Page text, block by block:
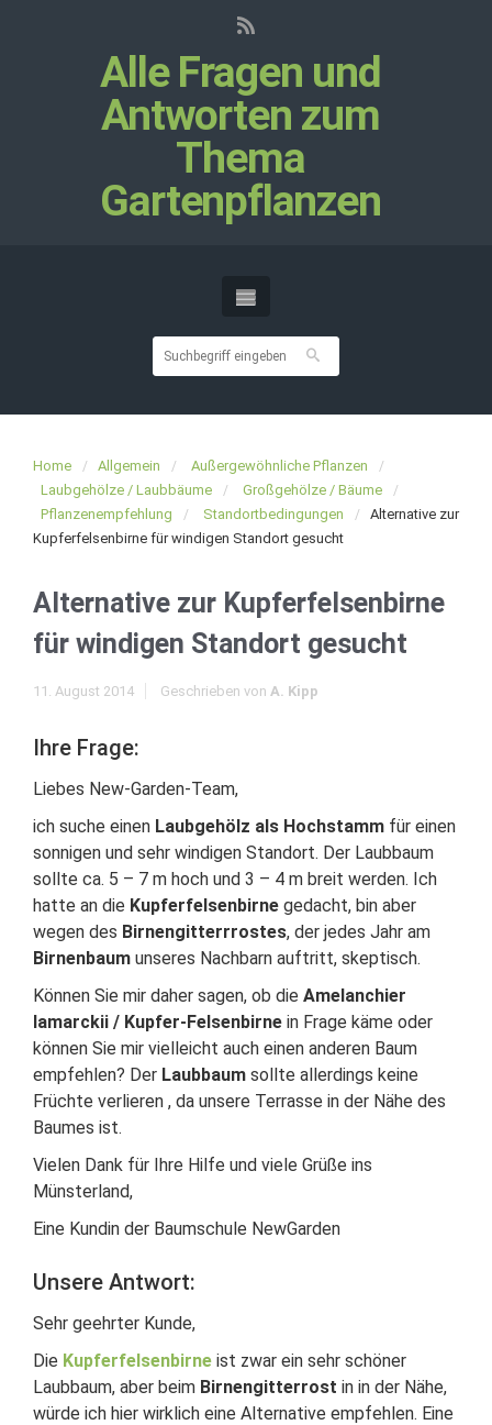
Alle Fragen und
Antworten zum
Thema
Gartenpflanzen
Home Allgemein
Außergewöhnliche Pflanzen
Laubgehölze / Laubbäume
Großgehölze / Bäume
Pflanzenempfehlung
Standortbedingungen
Alternative zur
Kupferfelsenbirne für windigen Standort gesucht
Alternative zur Kupferfelsenbirne
für windigen Standort gesucht
11. August 2014 Geschrieben von A. Kipp
Ihre Frage:
Liebes New-Garden-Team,
ich suche einen Laubgehölz als Hochstamm für einen
sonnigen und sehr windigen Standort. Der Laubbaum
sollte ca. 5 – 7 m hoch und 3 – 4 m breit werden. Ich
hatte an die Kupferfelsenbirne gedacht, bin aber
wegen des Birnengitterrrostes, der jedes Jahr am
Birnenbaum unseres Nachbarn auftritt, skeptisch.
Können Sie mir daher sagen, ob die Amelanchier
lamarckii / Kupfer-Felsenbirne in Frage käme oder
können Sie mir vielleicht auch einen anderen Baum
empfehlen? Der Laubbaum sollte allerdings keine
Früchte verlieren , da unsere Terrasse in der Nähe des
Baumes ist.
Vielen Dank für Ihre Hilfe und viele Grüße ins
Münsterland,
Eine Kundin der Baumschule NewGarden
Unsere Antwort:
Sehr geehrter Kunde,
Die Kupferfelsenbirne ist zwar ein sehr schöner
Laubbaum, aber beim Birnengitterrost in in der Nähe,
würde ich hier wirklich eine Alternative empfehlen. Eine